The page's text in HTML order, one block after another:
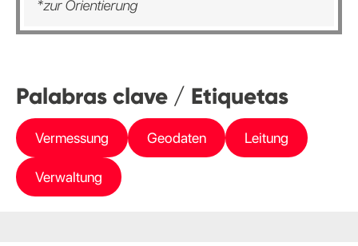
*zur Orientierung
Palabras clave / Etiquetas
Vermessung Geodaten Leitung
Verwaltung